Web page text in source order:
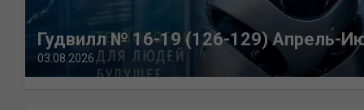
Гудвилл № 16-19 (126-129) Апрель-
03.08.2026